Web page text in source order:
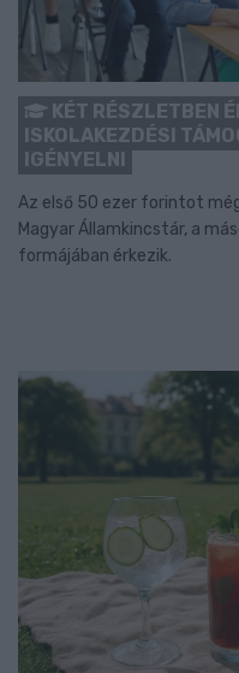
KÉT RÉSZLETBEN
ISKOLAKEZDÉSI
IGÉNYELNI
Az első 50 ezer forintot
Magyar Államkincstár, a
formájában érkezik.